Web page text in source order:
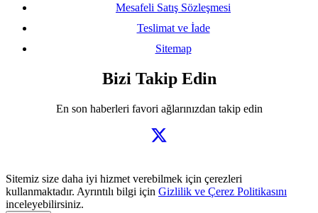
Mesafeli Satış Sözleşmesi
Teslimat ve İade
Sitemap
Bizi Takip Edin
En son haberleri favori ağlarınızdan takip edin
Sitemiz size daha iyi hizmet verebilmek için çerezleri
kullanmaktadır. Ayrıntılı bilgi için Gizlilik ve Çerez Politikasını
inceleyebilirsiniz.